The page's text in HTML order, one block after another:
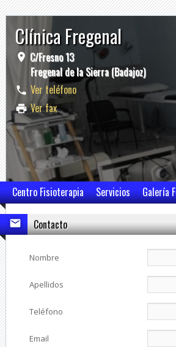
Clínica Fregenal
C/Fresno 13
Fregenal de la Sierra (Badajoz)
Ver teléfono
Ver fax
Centro Fisioterapia Servicios Galería
Contacto
Nombre
Apellidos
Teléfono
Email